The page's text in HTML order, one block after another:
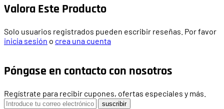
Valora Este Producto
Solo usuarios registrados pueden escribir reseñas. Por favor
inicia sesión o crea una cuenta
Póngase en contacto con nosotros
Regístrate para recibir cupones, ofertas especiales y más.
suscribir